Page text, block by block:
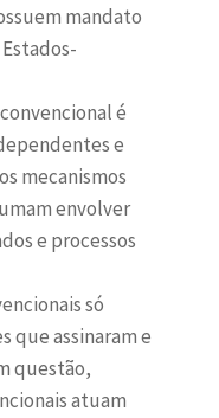
mandato
é
e
mecanismos
envolver
e processos
só
que assinaram e
questão,
atuam